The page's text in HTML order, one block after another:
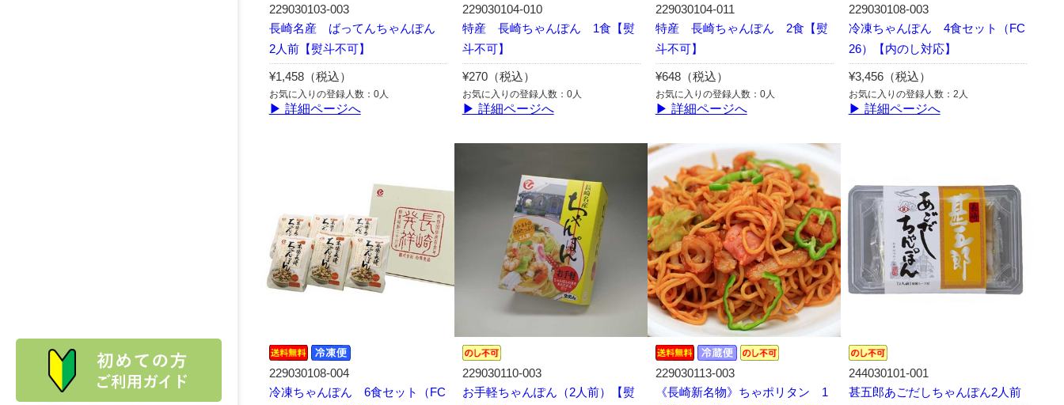
229030103-003
長崎名産 ばってんちゃんぽん
2人前【熨斗不可】
¥1,458（税込）
お気に入りの登録人数：0人
▶ 詳細ページへ
229030104-010
特産 長崎ちゃんぽん 1食【熨
斗不可】
¥270（税込）
お気に入りの登録人数：0人
▶ 詳細ページへ
229030104-011
特産 長崎ちゃんぽん 2食【熨
斗不可】
¥648（税込）
お気に入りの登録人数：0人
▶ 詳細ページへ
229030108-003
冷凍ちゃんぽん 4食セット（FC
26）【内のし対応】
¥3,456（税込）
お気に入りの登録人数：2人
▶ 詳細ページへ
229030108-004
冷凍ちゃんぽん 6食セット（FC
229030110-003
お手軽ちゃんぽん（2人前）【熨
229030113-003
《長崎新名物》ちゃポリタン 1
244030101-001
甚五郎あごだしちゃんぽん2人前